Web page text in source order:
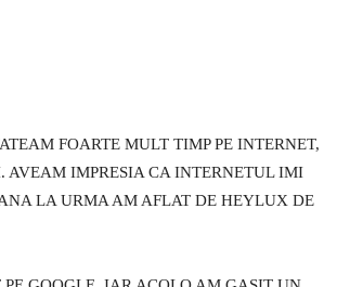
FOARTE MULT TIMP PE INTERNET,
AVEAM IMPRESIA CA INTERNETUL IMI
LA URMA AM AFLAT DE HEYLUX DE